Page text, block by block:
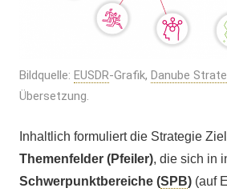
Bildquelle: EUSDR-Grafik, Danube
Übersetzung.
Inhaltlich formuliert die Strategie
Themenfelder (Pfeiler), die sich in
Schwerpunktbereiche (SPB) (auf